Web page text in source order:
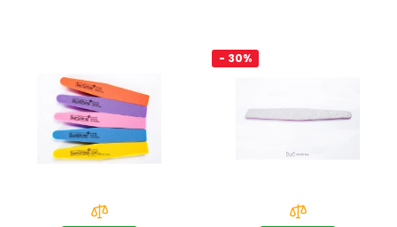
- 30%